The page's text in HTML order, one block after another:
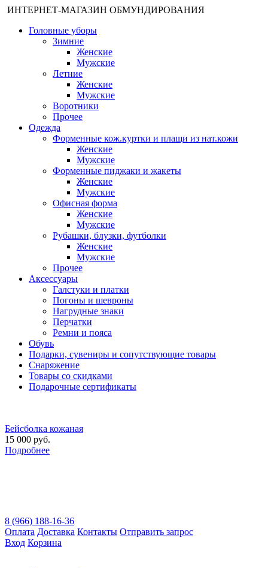
ИНТЕРНЕТ-МАГАЗИН ОБМУНДИРОВАНИЯ
Головные уборы
Зимние
Женские
Мужские
Летние
Женские
Мужские
Воротники
Прочее
Одежда
Форменные кож.куртки и плащи из нат.кожи
Женские
Мужские
Форменные пиджаки и жакеты
Женские
Мужские
Офисная форма
Женские
Мужские
Рубашки, блузки, футболки
Женские
Мужские
Прочее
Аксессуары
Галстуки и платки
Погоны и шевроны
Нагрудные знаки
Перчатки
Ремни и пояса
Обувь
Подарки, сувениры и сопутствующие товары
Снаряжение
Товары со скидками
Подарочные сертификаты
Бейсболка кожаная
15 000 руб.
Подробнее
8 (966) 188-16-36
Оплата Доставка Контакты Отправить запрос
Вход Корзина